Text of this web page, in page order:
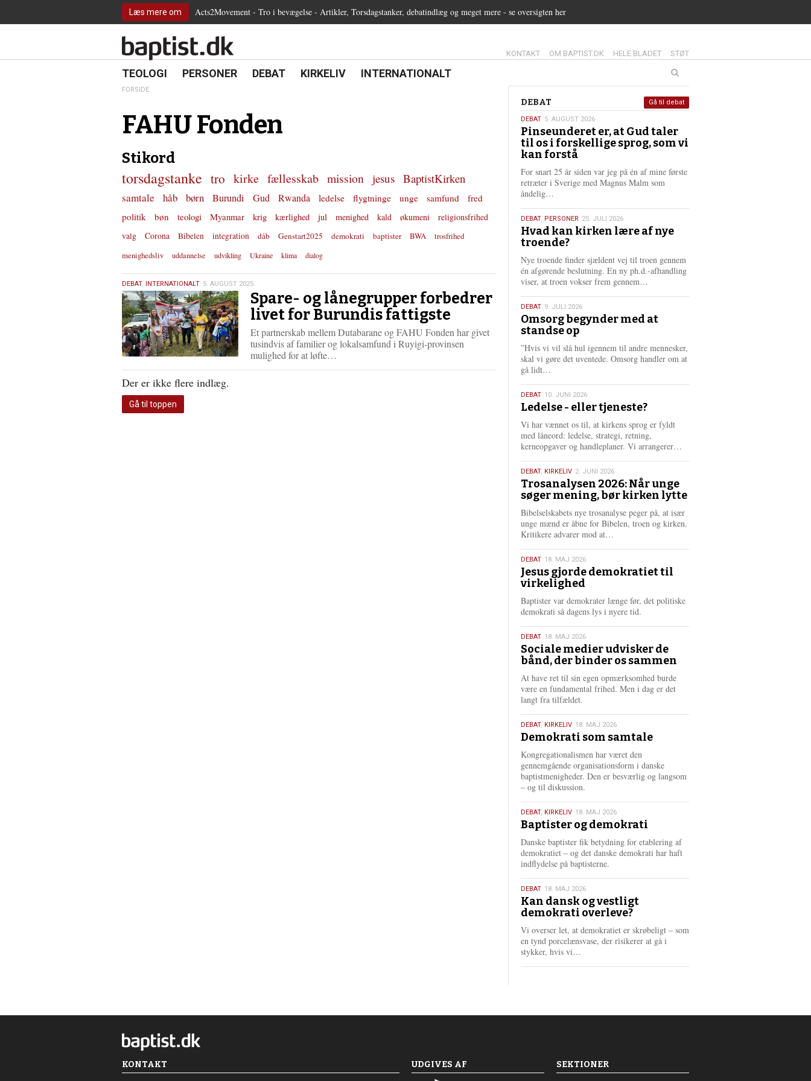
gå
for
6.0:
Internationalt
Læs mere om Acts2Movement - Tro i bevægelse - Artikler, Torsdagstanker, debatindlæg og meget mere - se oversigten her
13.0:
KONTAKT 14.0:
OM BAPTIST.DK 15.0:
HELE BLADET 16.0:
STØT
18.0:
TEOLOGI 19.0:
PERSONER 20.0:
DEBAT 21.0:
KIRKELIV 22.0:
INTERNATIONALT
FORSIDE
FAHU Fonden
Stikord
torsdagstanke tro kirke fællesskab mission jesus BaptistKirken
samtale håb børn Burundi Gud Rwanda ledelse flygtninge unge samfund
fred
politik
bøn teologi Myanmar krig kærlighed jul menighed kald økumeni
religionsfrihed
valg
Corona Bibelen integration dåb Genstart2025 demokrati baptister BWA
trosfrihed
menighedsliv
uddannelse udvikling Ukraine klima dialog
5.
august
2025
DEBAT, INTERNATIONALT 5. AUGUST 2025
Spare- og lånegrupper forbedrer
livet for Burundis fattigste
Et partnerskab mellem Dutabarane og FAHU Fonden har givet
tusindvis af familier og lokalsamfund i Ruyigi-provinsen
mulighed for at løfte…
Der er ikke flere indlæg.
Gå til toppen
Debat
DEBAT
5.
august
2026
DEBAT 5. AUGUST 2026
Pinseunderet er, at Gud taler
til os i forskellige sprog, som vi
kan forstå
For snart 25 år siden var jeg på én af mine første
retræter i Sverige med Magnus Malm som
åndelig…
s
m
e
r
e
25.
juli
2026
DEBAT, PERSONER 25. JULI 2026
Hvad kan kirken lære af nye
troende?
Nye troende finder sjældent vej til troen gennem
én afgørende beslutning. En ny ph.d.-afhandling
viser, at troen vokser frem gennem…
e
e
9.
juli
2026
DEBAT 9. JULI 2026
Omsorg begynder med at
standse op
”Hvis vi vil slå hul igennem til andre mennesker,
skal vi gøre det uventede. Omsorg handler om at
gå lidt…
s
e
r
e
10.
juni
2026
DEBAT 10. JUNI 2026
Ledelse - eller tjeneste?
Vi har vænnet os til, at kirkens sprog er fyldt
med låneord: ledelse, strategi, retning,
kerneopgaver og handleplaner. Vi arrangerer…
r
e
2.
juni
2026
DEBAT, KIRKELIV 2. JUNI 2026
Trosanalysen 2026: Når unge
søger mening, bør kirken lytte
Bibelselskabets nye trosanalyse peger på, at især
unge mænd er åbne for Bibelen, troen og kirken.
Kritikere advarer mod at…
e
e
18.
maj
2026
DEBAT 18. MAJ 2026
Jesus gjorde demokratiet til
virkelighed
Baptister var demokrater længe før, det politiske
demokrati så dagens lys i nyere tid.
18.
maj
2026
DEBAT 18. MAJ 2026
Sociale medier udvisker de
bånd, der binder os sammen
At have ret til sin egen opmærksomhed burde
være en fundamental frihed. Men i dag er det
langt fra tilfældet.
18.
maj
2026
DEBAT, KIRKELIV 18. MAJ 2026
Demokrati som samtale
Kongregationalismen har været den
gennemgående organisationsform i danske
baptistmenigheder. Den er besværlig og langsom
– og til diskussion.
18.
maj
2026
DEBAT, KIRKELIV 18. MAJ 2026
Baptister og demokrati
Danske baptister fik betydning for etablering af
demokratiet – og det danske demokrati har haft
indflydelse på baptisterne.
18.
maj
2026
DEBAT 18. MAJ 2026
Kan dansk og vestligt
demokrati overleve?
Vi overser let, at demokratiet er skrøbeligt – som
en tynd porcelænsvase, der risikerer at gå i
stykker, hvis vi…
e
Gå til debat
KONTAKT UDGIVES AF SEKTIONER